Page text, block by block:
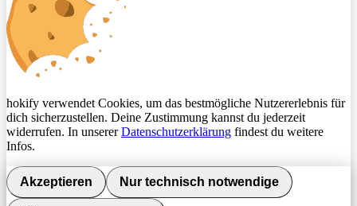
hokify verwendet Cookies, um das bestmögliche Nutzererlebnis für
dich sicherzustellen. Deine Zustimmung kannst du jederzeit
widerrufen. In unsererDatenschutzerklärung findest du weitere
Infos.
Akzeptieren Nur technisch notwendige